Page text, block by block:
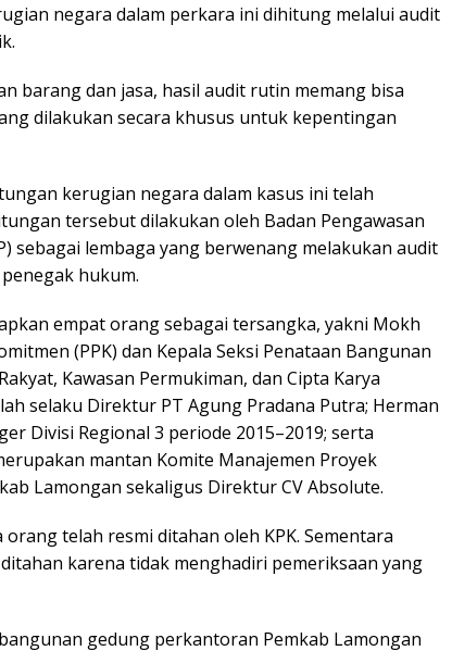
negara dalam perkara ini dihitung melalui audit
barang dan jasa, hasil audit rutin memang bisa
dilakukan secara khusus untuk kepentingan
kerugian negara dalam kasus ini telah
tersebut dilakukan oleh Badan Pengawasan
sebagai lembaga yang berwenang melakukan audit
hukum.
empat orang sebagai tersangka, yakni Mokh
(PPK) dan Kepala Seksi Penataan Bangunan
Kawasan Permukiman, dan Cipta Karya
selaku Direktur PT Agung Pradana Putra; Herman
Divisi Regional 3 periode 2015–2019; serta
mantan Komite Manajemen Proyek
Lamongan sekaligus Direktur CV Absolute.
telah resmi ditahan oleh KPK. Sementara
karena tidak menghadiri pemeriksaan yang
gedung perkantoran Pemkab Lamongan